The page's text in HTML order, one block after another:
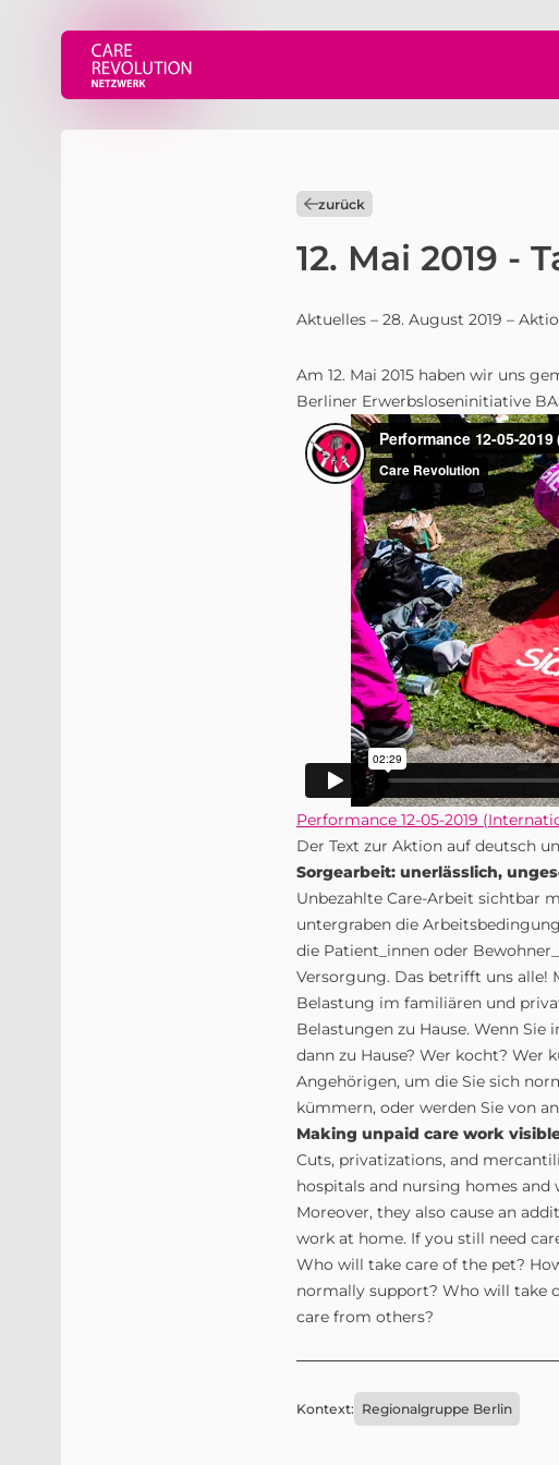
zurück
12. Mai 2019 -
Aktuelles – 28. August 2019 –
Am 12. Mai 2015 haben wir uns
Berliner Erwerbsloseninitiative
Performance 12-05-2019
Der Text zur Aktion auf deutsch
Sorgearbeit: unerlässlich,
Unbezahlte Care-Arbeit sichtbar
untergraben die
die Patient_innen oder
Versorgung. Das betrifft uns alle!
Belastung im familiären und
Belastungen zu Hause. Wenn
dann zu Hause? Wer kocht? Wer
Angehörigen, um die Sie sich
kümmern, oder werden Sie von
Making unpaid care work
Cuts, privatizations, and
hospitals and nursing homes and
Moreover, they also cause an
work at home. If you still need
Who will take care of the pet?
normally support? Who will take
care from others?
Kontext: Regionalgruppe Berlin